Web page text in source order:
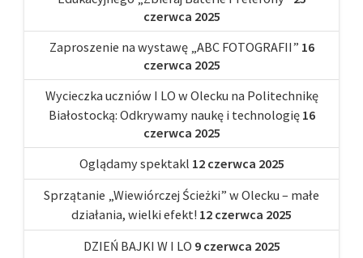
czerwca 2025
Zaproszenie na wystawę „ABC FOTOGRAFII” 16
czerwca 2025
Wycieczka uczniów I LO w Olecku na Politechnikę
Białostocką: Odkrywamy naukę i technologię 16
czerwca 2025
Oglądamy spektakl 12 czerwca 2025
Sprzątanie „Wiewiórczej Ścieżki” w Olecku – małe
działania, wielki efekt! 12 czerwca 2025
DZIEŃ BAJKI W I LO 9 czerwca 2025